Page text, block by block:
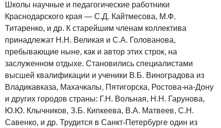
Школы научные и педагогические работники
Краснодарского края — С.Д. Кайтмесова, М.Ф.
Титаренко, и др. К старейшим членам коллектива
принадлежат Н.Н. Великая и С.А. Голованова,
пребывающие ныне, как и автор этих строк, на
заслуженном отдыхе. Становились специалистами
высшей квалификации и ученики В.Б. Виноградова из
Владикавказа, Махачкалы, Пятигорска, Ростова-на-Дону
и других городов страны: Г.Н. Вольная, Н.Н. Гарунова,
Ю.Ю. Клычников, З.Б. Кипкеева, В.А. Матвеев, С.Н.
Савенко, и др. Трудится в Санкт-Петербурге один из